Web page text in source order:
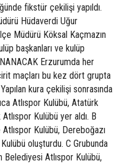
fikstür çekilişi yapıldı.
Hüdaverdi Uğur
Müdürü Köksal Kaçmazın
başkanları ve kulüp
Erzurumda her
maçları bu kez dört grupta
kura çekilişi sonrasında
Atlıspor Kulübü, Atatürk
Kulübü yer aldı. B
Kulübü, Dereboğazı
oluşturdu. C Grubunda
Belediyesi Atlıspor Kulübü,